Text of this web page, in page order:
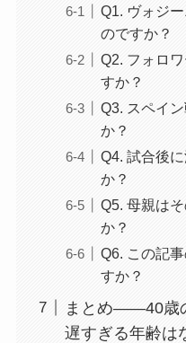
Q1. ヴォジ
のですか？
Q2. フォロ
すか？
Q3. スペイ
か？
Q4. 試合後
か？
Q5. 母親は
か？
Q6. この記
すか？
まとめ——40歳
遅すぎる年齢は